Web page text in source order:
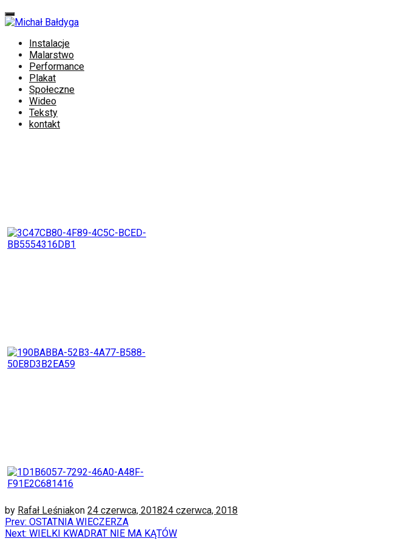
Instalacje
Malarstwo
Performance
Plakat
Społeczne
Wideo
Teksty
kontakt
by Rafał Leśniakon 24 czerwca, 201824 czerwca, 2018
Prev: OSTATNIA WIECZERZA
Next: WIELKI KWADRAT NIE MA KĄTÓW